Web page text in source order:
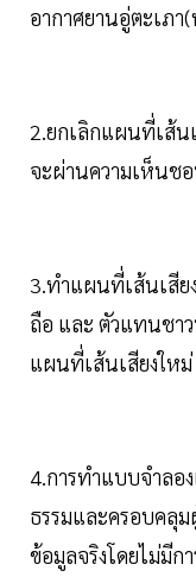
อากาศยานอู่ตะเภา
2.ยกเลิกแผนที่เส้น
จะผ่านความเห็นช
3.ทำแผนที่เส้นเสีย
ถือ และ ตัวแทนชา
แผนที่เส้นเสียงใหม่
4.การทำแบบจำลอ
ธรรมและครอบคลุ
ข้อมูลจริงโดยไม่มี